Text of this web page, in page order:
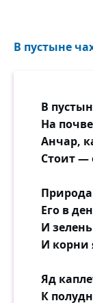
В пустыне
В
На
Анчар,
Стоит —
Его в
И
И корни
Яд
К